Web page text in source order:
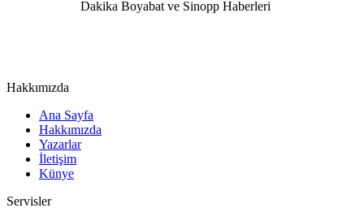
Hakkımızda
Ana Sayfa
Hakkımızda
Yazarlar
İletişim
Künye
Servisler